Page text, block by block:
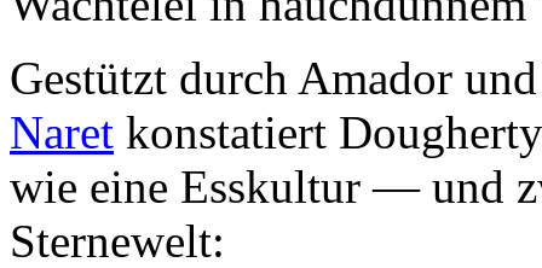
Gestützt durch Amador
Naret konstatiert
wie eine Esskultur — und
Sternewelt: